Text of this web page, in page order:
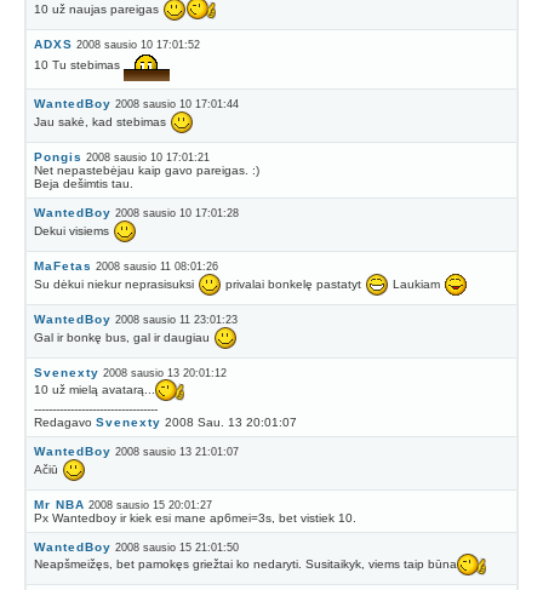
10 už naujas pareigas
ADXS 2008 sausio 10 17:01:52
10 Tu stebimas
WantedBoy 2008 sausio 10 17:01:44
Jau sakė, kad stebimas
Pongis 2008 sausio 10 17:01:21
Net nepastebėjau kaip gavo pareigas. :)
Beja dešimtis tau.
WantedBoy 2008 sausio 10 17:01:28
Dekui visiems
MaFetas 2008 sausio 11 08:01:26
Su dėkui niekur neprasisuksi privalai bonkelę pastatyt Laukiam
WantedBoy 2008 sausio 11 23:01:23
Gal ir bonkę bus, gal ir daugiau
Svenexty 2008 sausio 13 20:01:12
10 už mielą avatarą...
----------------------------------
Redagavo Svenexty 2008 Sau. 13 20:01:07
WantedBoy 2008 sausio 13 21:01:07
Ačiū
Mr NBA 2008 sausio 15 20:01:27
Px Wantedboy ir kiek esi mane ap6mei=3s, bet vistiek 10.
WantedBoy 2008 sausio 15 21:01:50
Neapšmeižęs, bet pamokęs griežtai ko nedaryti. Susitaikyk, viems taip būna